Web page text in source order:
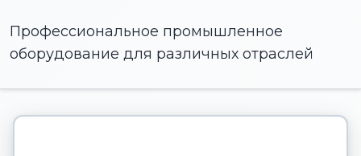
Профессиональное промышленное
оборудование для различных отраслей